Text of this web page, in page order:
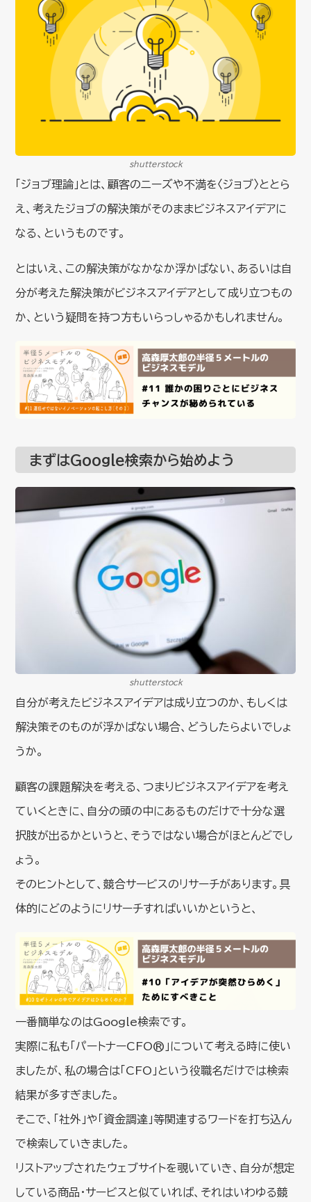
shutterstock
「ジョブ理論」とは、顧客のニーズや不満を〈ジョブ〉ととら
え、考えたジョブの解決策がそのままビジネスアイデアに
なる、というものです。
とはいえ、この解決策がなかなか浮かばない、あるいは自
分が考えた解決策がビジネスアイデアとして成り立つもの
か、という疑問を持つ方もいらっしゃるかもしれません。
まずはGoogle検索から始めよう
shutterstock
自分が考えたビジネスアイデアは成り立つのか、もしくは
解決策そのものが浮かばない場合、どうしたらよいでしょ
うか。
顧客の課題解決を考える、つまりビジネスアイデアを考え
ていくときに、自分の頭の中にあるものだけで十分な選
択肢が出るかというと、そうではない場合がほとんどでし
ょう。
そのヒントとして、競合サービスのリサーチがあります。具
体的にどのようにリサーチすればいいかというと、
一番簡単なのはGoogle検索です。
実際に私も「パートナーCFO®」について考える時に使い
ましたが、私の場合は「CFO」という役職名だけでは検索
結果が多すぎました。
そこで、「社外」や「資金調達」等関連するワードを打ち込ん
で検索していきました。
リストアップされたウェブサイトを覗いていき、自分が想定
している商品・サービスと似ていれば、それはいわゆる競